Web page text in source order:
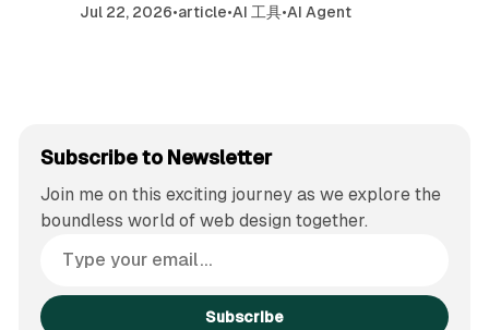
Jul 22, 2026•article•AI 工具•AI Agent
Subscribe to Newsletter
Join me on this exciting journey as we explore the
boundless world of web design together.
Subscribe